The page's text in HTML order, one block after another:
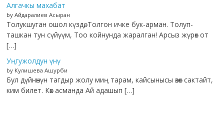
Алгачкы махабат
by Айдаралиев Асыран
Толукшуган ошол күздө, Толгон ичке бук-арман. Толуп-
ташкан тун сүйүүм, Тоо койнунда жаралган! Арсыз жүрөк от
[…]
Уңгужолдун үнү
by Кулишева Ашурби
Бул дүйнөнүн тагдыр жолу миң тарам, кайсынысы өзөк сактайт,
ким билет. Көк асманда Ай адашып […]